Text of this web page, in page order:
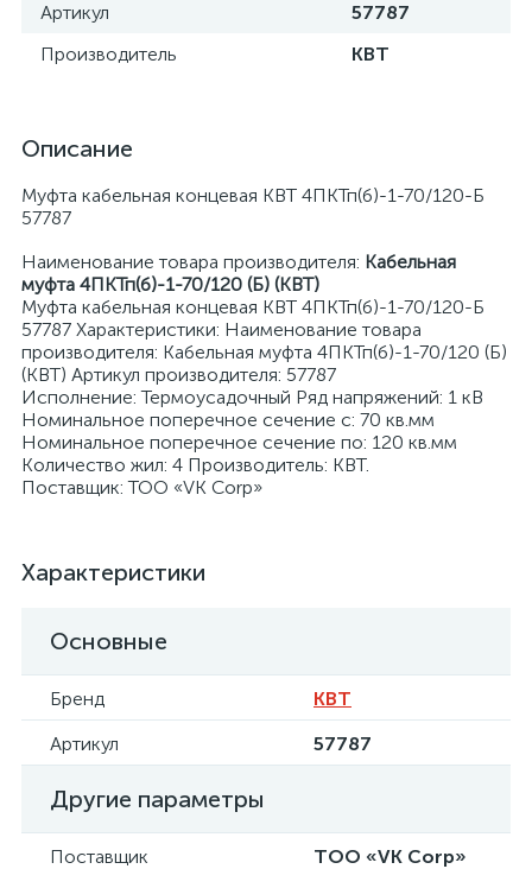
Артикул
57787
Производитель
КВТ
Описание
Муфта кабельная концевая КВТ 4ПКТп(б)-1-70/120-Б
57787
Наименование товара производителя: Кабельная
муфта 4ПКТп(б)-1-70/120 (Б) (КВТ)
Муфта кабельная концевая КВТ 4ПКТп(б)-1-70/120-Б
57787 Характеристики: Наименование товара
производителя: Кабельная муфта 4ПКТп(б)-1-70/120 (Б)
(КВТ) Артикул производителя: 57787
Исполнение: Термоусадочный Ряд напряжений: 1 кВ
Номинальное поперечное сечение с: 70 кв.мм
Номинальное поперечное сечение по: 120 кв.мм
Количество жил: 4 Производитель: КВТ.
Поставщик: ТОО «VK Corp»
Характеристики
Основные
Бренд
КВТ
Артикул
57787
Другие параметры
Поставщик
ТОО «VK Corp»